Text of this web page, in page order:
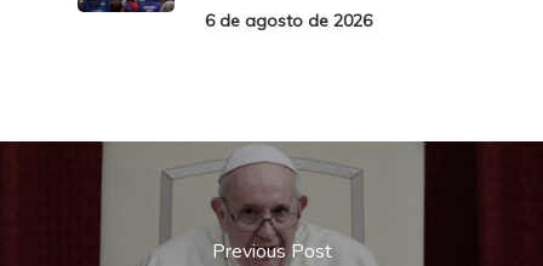
6 de agosto de 2026
Previous Post